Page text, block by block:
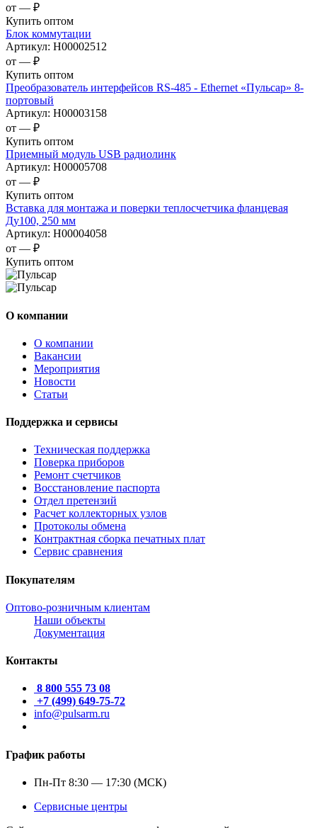
от — ₽
Купить оптом
Блок коммутации
Артикул: Н00002512
от — ₽
Купить оптом
Преобразователь интерфейсов RS-485 - Ethernet «Пульсар» 8-
портовый
Артикул: Н00003158
от — ₽
Купить оптом
Приемный модуль USB радиолинк
Артикул: Н00005708
от — ₽
Купить оптом
Вставка для монтажа и поверки теплосчетчика фланцевая
Ду100, 250 мм
Артикул: Н00004058
от — ₽
Купить оптом
О компании
О компании
Вакансии
Мероприятия
Новости
Статьи
Поддержка и сервисы
Техническая поддержка
Поверка приборов
Ремонт счетчиков
Восстановление паспорта
Отдел претензий
Расчет коллекторных узлов
Протоколы обмена
Контрактная сборка печатных плат
Сервис сравнения
Покупателям
Оптово-розничным клиентам
Наши объекты
Документация
Контакты
8 800 555 73 08
+7 (499) 649-75-72
info@pulsarm.ru
График работы
Пн-Пт 8:30 — 17:30 (МСК)
Сервисные центры